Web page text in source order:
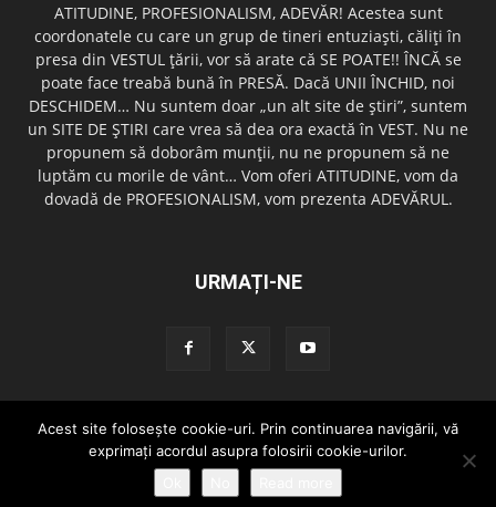
ATITUDINE, PROFESIONALISM, ADEVĂR! Acestea sunt
coordonatele cu care un grup de tineri entuziaşti, căliţi în
presa din VESTUL ţării, vor să arate că SE POATE!! ÎNCĂ se
poate face treabă bună în PRESĂ. Dacă UNII ÎNCHID, noi
DESCHIDEM… Nu suntem doar „un alt site de ştiri”, suntem
un SITE DE ŞTIRI care vrea să dea ora exactă în VEST. Nu ne
propunem să doborâm munţii, nu ne propunem să ne
luptăm cu morile de vânt… Vom oferi ATITUDINE, vom da
dovadă de PROFESIONALISM, vom prezenta ADEVĂRUL.
URMAȚI-NE
Redactia GazetaDinVest.ro Termeni de utilizare
Cod de conduita
Confidentialitatea Datelor
Trimite o stire! Publicitate
© copyright 2015 - 2026 GazetaDinVest.ro. Toate drepturile rezervate!
Acest site foloseşte cookie-uri. Prin continuarea navigării, vă
exprimaţi acordul asupra folosirii cookie-urilor.